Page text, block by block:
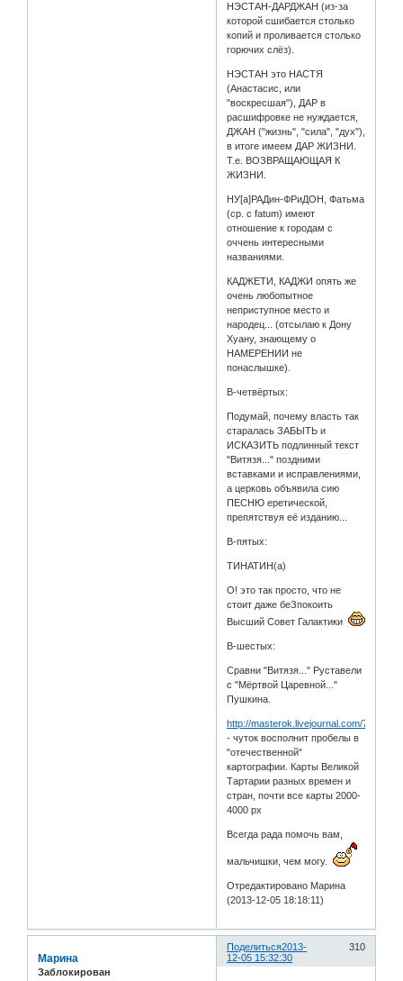
НЭСТАН-ДАРДЖАН (из-за
которой сшибается столько
копий и проливается столько
горючих слёз).
НЭСТАН это НАСТЯ
(Анастасис, или
"воскресшая"), ДАР в
расшифровке не нуждается,
ДЖАН ("жизнь", "сила", "дух"),
в итоге имеем ДАР ЖИЗНИ.
Т.е. ВОЗВРАЩАЮЩАЯ К
ЖИЗНИ.
НУ[а]РАДин-ФРиДОН, Фатьма
(ср. с fatum) имеют
отношение к городам с
оччень интересными
названиями.
КАДЖЕТИ, КАДЖИ опять же
очень любопытное
неприступное место и
народец... (отсылаю к Дону
Хуану, знающему о
НАМЕРЕНИИ не
понаслышке).
В-четвёртых:
Подумай, почему власть так
старалась ЗАБЫТЬ и
ИСКАЗИТЬ подлинный текст
"Витязя..." поздними
вставками и исправлениями,
а церковь объявила сию
ПЕСНЮ еретической,
препятствуя её изданию...
В-пятых:
ТИНАТИН(а)
О! это так просто, что не
стоит даже беЗпокоить
Высший Совет Галактики
В-шестых:
Сравни "Витязя..." Руставели
с "Мёртвой Царевной..."
Пушкина.
http://masterok.livejournal.com/
- чуток восполнит пробелы в
"отечественной"
картографии. Карты Великой
Тартарии разных времен и
стран, почти все карты 2000-
4000 рх
Всегда рада помочь вам,
мальчишки, чем могу.
Отредактировано Марина
(2013-12-05 18:18:11)
Поделиться 310
2013-
12-05 15:32:30
Марина
Заблокирован